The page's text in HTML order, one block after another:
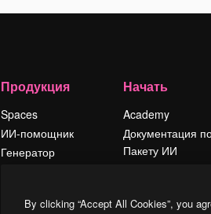
Продукция
Spaces
ИИ-помощник
Генератор
Начать
Academy
Документация
Пакету ИИ
Условия и
By clicking “Accept All Cookies”, you